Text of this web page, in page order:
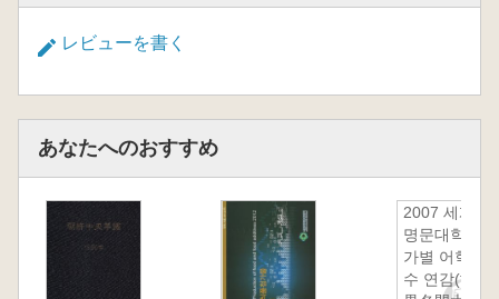
レビューを書く
あなたへのおすすめ
2007 세계
명문대학 국
가별 어학연
수 연감(世